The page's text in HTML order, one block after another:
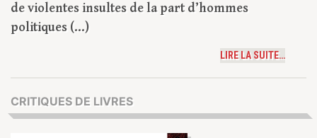
de violentes insultes de la part d’hommes
politiques (...)
LIRE LA SUITE…
CRITIQUES DE LIVRES